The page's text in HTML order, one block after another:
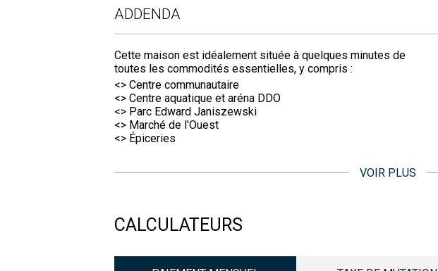
ADDENDA
Cette maison est idéalement située à quelques minutes de
toutes les commodités essentielles, y compris :
<> Centre communautaire
<> Centre aquatique et aréna DDO
<> Parc Edward Janiszewski
<> Marché de l'Ouest
<> Épiceries
VOIR PLUS
CALCULATEURS